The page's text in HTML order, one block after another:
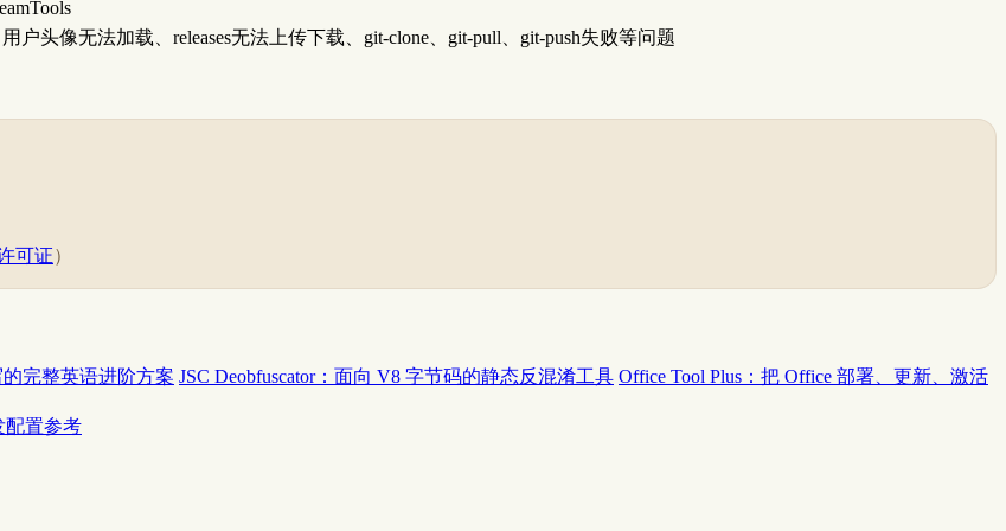
户头像无法加载、releases无法上传下载、git-clone、git-pull、git-push失败等问题
可证）
完整英语进阶方案 JSC Deobfuscator：面向 V8 字节码的静态反混淆工具 Office Tool Plus：把 Office 部署、更新、激活
配置参考